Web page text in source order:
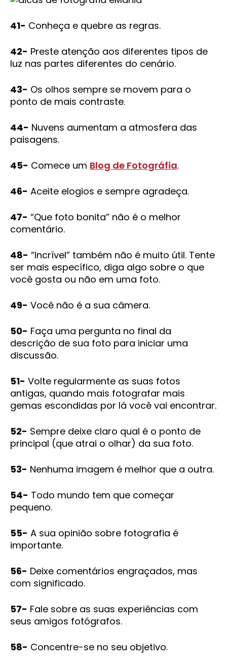
41- Conheça e quebre as regras.
42- Preste atenção aos diferentes tipos de
luz nas partes diferentes do cenário.
43- Os olhos sempre se movem para o
ponto de mais contraste.
44- Nuvens aumentam a atmosfera das
paisagens.
45- Comece um Blog de Fotográfia.
46- Aceite elogios e sempre agradeça.
47- “Que foto bonita” não é o melhor
comentário.
48- “Incrível” também não é muito útil. Tente
ser mais específico, diga algo sobre o que
você gosta ou não em uma foto.
49- Você não é a sua câmera.
50- Faça uma pergunta no final da
descrição de sua foto para iniciar uma
discussão.
51- Volte regularmente as suas fotos
antigas, quando mais fotografar mais
gemas escondidas por lá você vai encontrar.
52- Sempre deixe claro qual é o ponto de
principal (que atrai o olhar) da sua foto.
53- Nenhuma imagem é melhor que a outra.
54- Todo mundo tem que começar
pequeno.
55- A sua opinião sobre fotografia é
importante.
56- Deixe comentários engraçados, mas
com significado.
57- Fale sobre as suas experiências com
seus amigos fotógrafos.
58- Concentre-se no seu objetivo.